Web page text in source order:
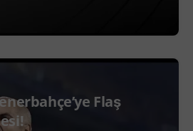
Flaş